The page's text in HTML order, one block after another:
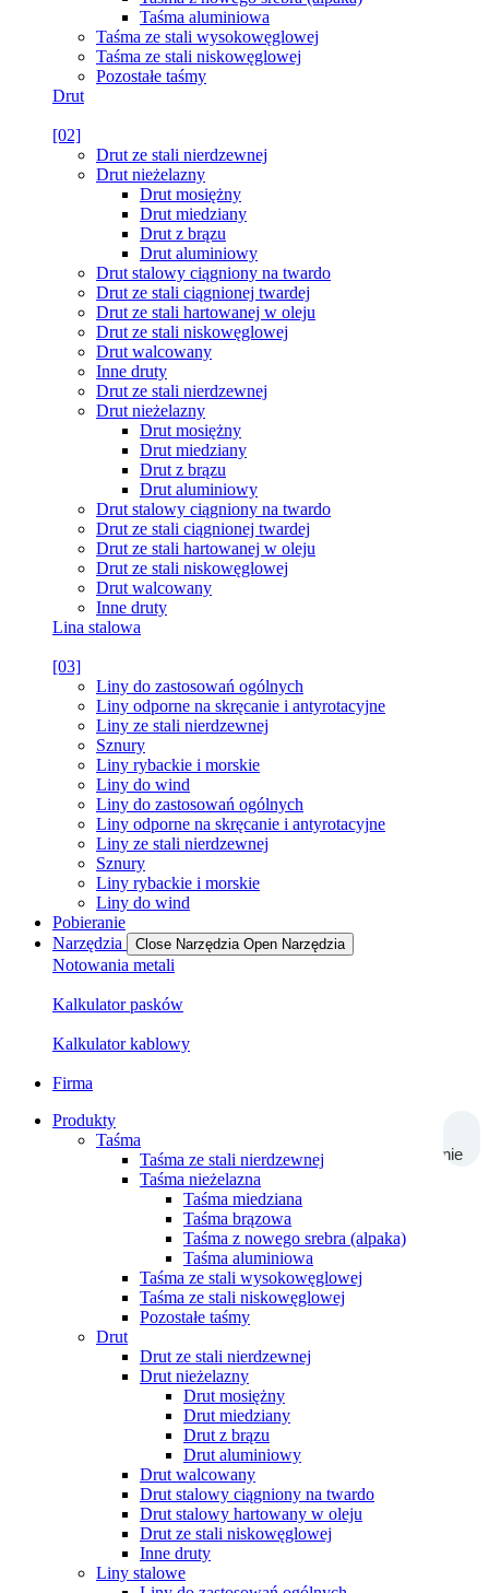
Taśma aluminiowa
Taśma ze stali wysokowęglowej
Taśma ze stali niskowęglowej
Pozostałe taśmy
Drut
[02]
Drut ze stali nierdzewnej
Drut nieżelazny
Drut mosiężny
Drut miedziany
Drut z brązu
Drut aluminiowy
Drut stalowy ciągniony na twardo
Drut ze stali ciągnionej twardej
Drut ze stali hartowanej w oleju
Drut ze stali niskowęglowej
Drut walcowany
Inne druty
Drut ze stali nierdzewnej
Drut nieżelazny
Drut mosiężny
Drut miedziany
Drut z brązu
Drut aluminiowy
Drut stalowy ciągniony na twardo
Drut ze stali ciągnionej twardej
Drut ze stali hartowanej w oleju
Drut ze stali niskowęglowej
Drut walcowany
Inne druty
Lina stalowa
[03]
Liny do zastosowań ogólnych
Liny odporne na skręcanie i antyrotacyjne
Liny ze stali nierdzewnej
Sznury
Liny rybackie i morskie
Liny do wind
Liny do zastosowań ogólnych
Liny odporne na skręcanie i antyrotacyjne
Liny ze stali nierdzewnej
Sznury
Liny rybackie i morskie
Liny do wind
Pobieranie
Narzędzia
Close Narzędzia Open Narzędzia
Notowania metali
Kalkulator pasków
Kalkulator kablowy
Firma
Wyszukiwanie
Produkty
Taśma
Taśma ze stali nierdzewnej
Taśma nieżelazna
Taśma miedziana
Taśma brązowa
Taśma z nowego srebra (alpaka)
Taśma aluminiowa
Taśma ze stali wysokowęglowej
Taśma ze stali niskowęglowej
Pozostałe taśmy
Drut
Drut ze stali nierdzewnej
Drut nieżelazny
Drut mosiężny
Drut miedziany
Drut z brązu
Drut aluminiowy
Drut walcowany
Drut stalowy ciągniony na twardo
Drut stalowy hartowany w oleju
Drut ze stali niskowęglowej
Inne druty
Liny stalowe